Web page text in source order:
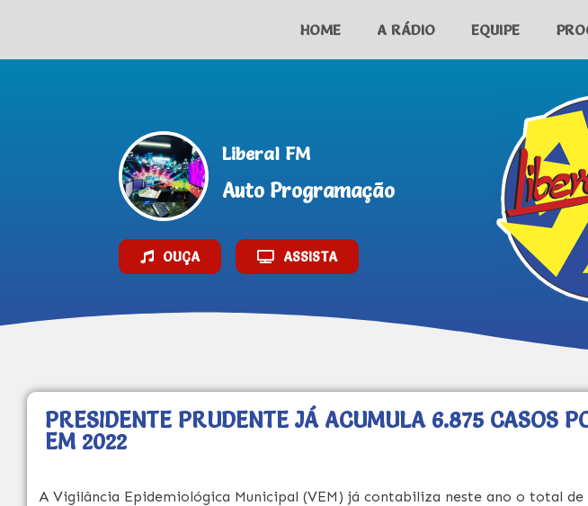
HOME A RÁDIO EQUIPE
Liberal FM
Auto Programação
OUÇA ASSISTA
PRESIDENTE PRUDENTE JÁ ACUMULA 6.875 CASOS
EM 2022
A Vigilância Epidemiológica Municipal (VEM) já contabiliza neste ano o total de